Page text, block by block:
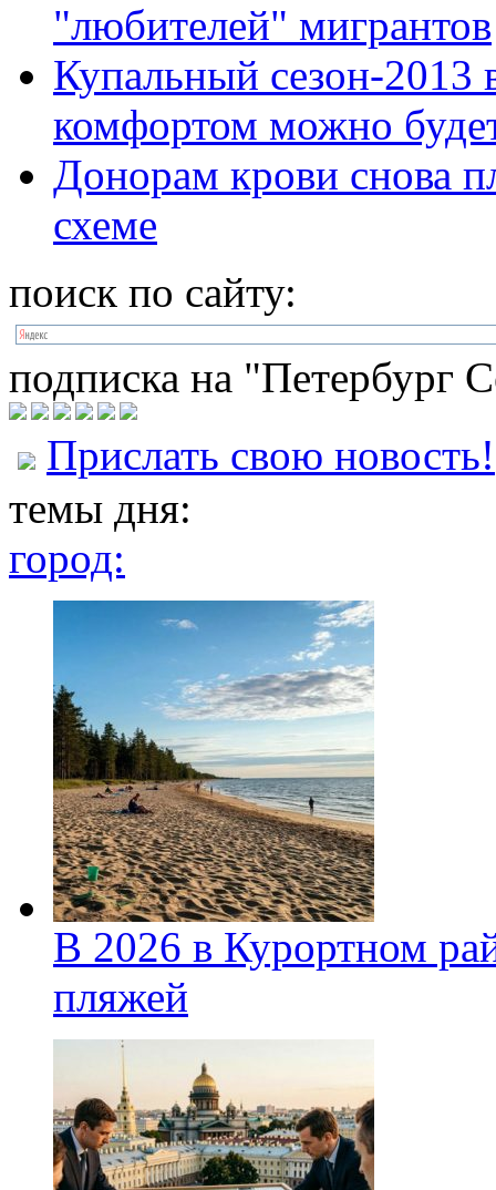
"любителей" мигрантов
Купальный сезон-2013
комфортом можно
Донорам крови снова
схеме
поиск по сайту:
подписка на "Петербург
Прислать свою новость!
темы дня:
город:
В 2026 в Курортном
пляжей